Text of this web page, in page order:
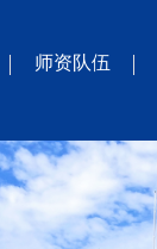
师资队伍